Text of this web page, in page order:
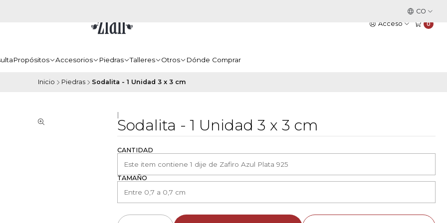
Acceso 0
Propósitos Accesorios Piedras Talleres Otros Dónde Comprar
CO
Inicio Piedras Sodalita - 1 Unidad 3 x 3 cm
Sodalita - 1 Unidad 3 x 3 cm
CANTIDAD
TAMAÑO